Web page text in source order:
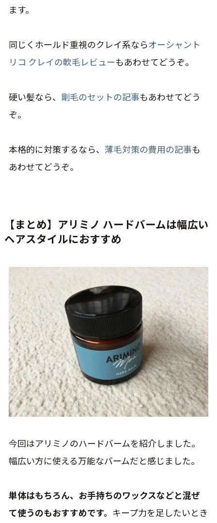
ます。
同じくホールド重視のクレイ系ならオーシャント
リコ クレイの軟毛レビューもあわせてどうぞ。
硬い髪なら、 剛毛のセットの記事もあわせてどう
ぞ。
本格的に対策するなら、 薄毛対策の費用の記事も
あわせてどうぞ。
【まとめ】アリミノ ハードバームは幅広い
ヘアスタイルにおすすめ
今回はアリミノのハードバームを紹介しました。
幅広い方に使える万能なバームだと感じました。
単体はもちろん、お手持ちのワックスなどと混ぜ
て使うのもおすすめです。 キープ力を足したいとき